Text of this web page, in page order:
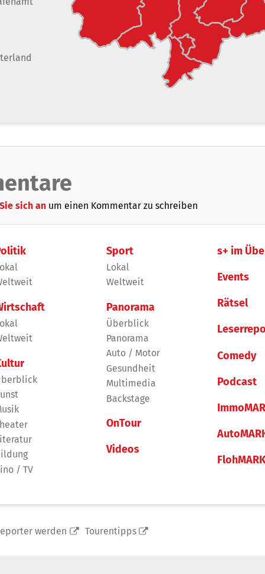
sich an um einen Kommentar zu schreiben
/ TV
Sport
Lokal
Weltweit
Panorama
Überblick
Panorama
Auto / Motor
Gesundheit
Multimedia
Backstage
OnTour
Videos
s+ im
Events
Rätsel
Comedy
Podcast
werden Tourentipps